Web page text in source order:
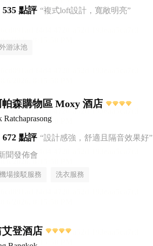
535 點評 “複式loft設計，寬敞明亮”
游泳池
森購物區 Moxy 酒店
672 點評 “設計感強，舒適且隔音效果好”
聞發佈會
場接駁服務 洗衣服務
登酒店